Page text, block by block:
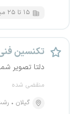
۱۵ تا ۲۵ میلیون تومان
تکنسین
دلتا تصویر
منقضی شده
گیلان